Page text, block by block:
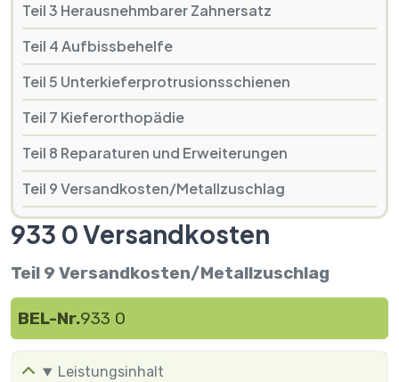
Teil 3 Herausnehmbarer Zahnersatz
Teil 4 Aufbissbehelfe
Teil 5 Unterkieferprotrusionsschienen
Teil 7 Kieferorthopädie
Teil 8 Reparaturen und Erweiterungen
Teil 9 Versandkosten/Metallzuschlag
933 0 Versandkosten
Teil 9 Versandkosten/Metallzuschlag
BEL-Nr.933 0
Leistungsinhalt